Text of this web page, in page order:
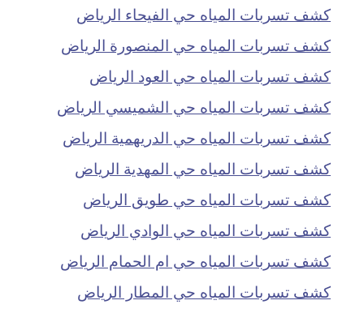
كشف تسربات المياه حي الفيحاء الرياض
كشف تسربات المياه حي المنصورة الرياض
كشف تسربات المياه حي العود الرياض
كشف تسربات المياه حي الشميسي الرياض
كشف تسربات المياه حي الدريهمية الرياض
كشف تسربات المياه حي المهدية الرياض
كشف تسربات المياه حي طويق الرياض
كشف تسربات المياه حي الوادي الرياض
كشف تسربات المياه حي ام الحمام الرياض
كشف تسربات المياه حي المطار الرياض